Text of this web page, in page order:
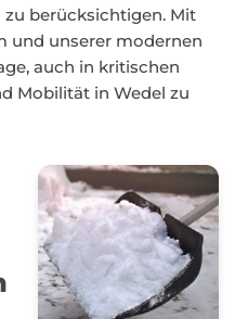
berücksichtigen. Mit
und unserer modernen
auch in kritischen
Mobilität in Wedel zu